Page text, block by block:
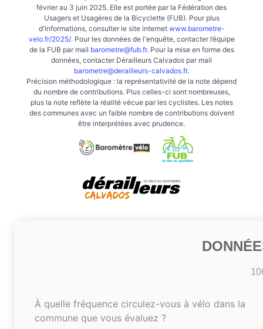
février au 3 juin 2025. Elle est portée par la Fédération des
Usagers et Usagères de la Bicyclette (FUB). Pour plus
d'informations, consulter le site internet www.barometre-
velo.fr/2025/. Pour les données de l'enquête, contacter l’équipe
de la FUB par mail barometre@fub.fr. Pour la mise en forme des
données, contacter Dérailleurs Calvados par mail
barometre@derailleurs-calvados.fr.
Précision méthodologique : la représentativité de la note dépend
du nombre de contributions. Plus celles-ci sont nombreuses,
plus la note reflète la réalité vécue par les cyclistes. Les notes
des communes avec un faible nombre de contributions doivent
être interprétées avec prudence.
À quelle fréquence circulez-vous à vélo dans la
commune que vous évaluez ?